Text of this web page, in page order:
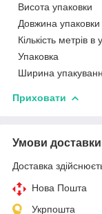
Висота упаковки
Довжина упаковки
Кількість метрів в
Упаковка
Ширина
Приховати
Умови доставки
Доставка
Нова Пошта
Укрпошта